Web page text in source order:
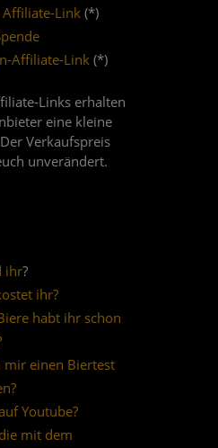
Link(*)
Affiliate-Link(*)
Links erhalten
eine kleine
Verkaufspreis
unverändert.
ihr?
ihr?
habt ihr schon
mir einen Biertest
Youtube?
mit dem